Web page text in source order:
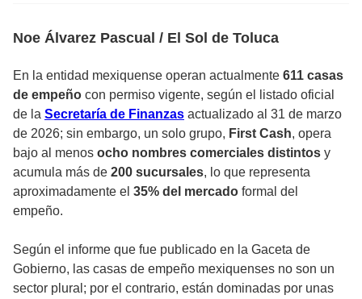
Noe Álvarez Pascual / El Sol de Toluca
En la entidad mexiquense operan actualmente 611 casas
de empeño con permiso vigente, según el listado oficial
de la Secretaría de Finanzas actualizado al 31 de marzo
de 2026; sin embargo, un solo grupo, First Cash, opera
bajo al menos ocho nombres comerciales distintos y
acumula más de 200 sucursales, lo que representa
aproximadamente el 35% del mercado formal del
empeño.
Según el informe que fue publicado en la Gaceta de
Gobierno, las casas de empeño mexiquenses no son un
sector plural; por el contrario, están dominadas por unas